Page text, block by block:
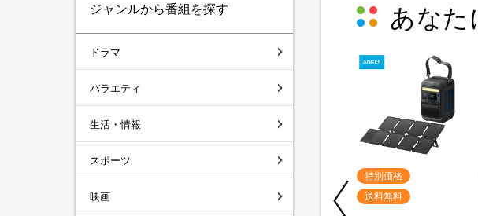
あなた
特別価格
特別価格
期間限定
特別価格
送料無料
ジャンルから番組を探す
ドラマ
バラエティ
生活・情報
スポーツ
映画